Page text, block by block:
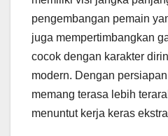
pengembangan pemain
juga mempertimbangkan
cocok dengan karakter
modern. Dengan
memang terasa lebih
menuntut kerja keras